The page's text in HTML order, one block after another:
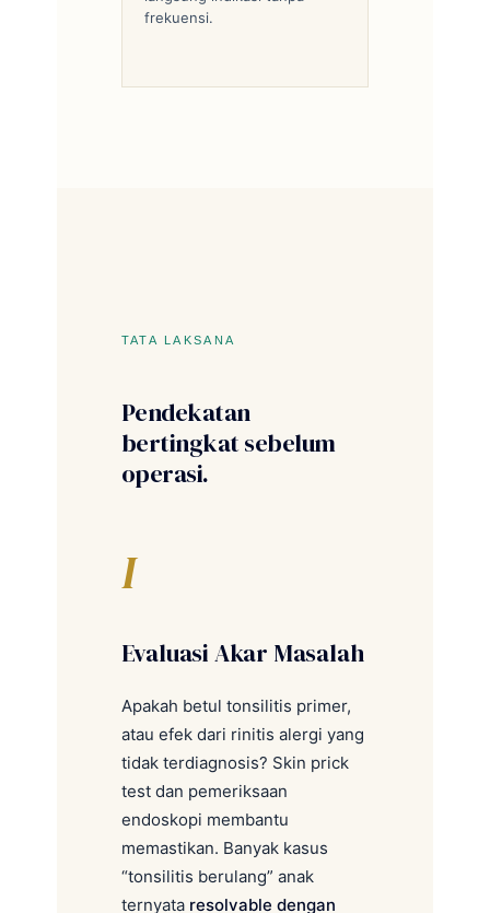
frekuensi.
TATA LAKSANA
Pendekatan
bertingkat sebelum
operasi.
I
Evaluasi Akar Masalah
Apakah betul tonsilitis primer,
atau efek dari rinitis alergi yang
tidak terdiagnosis? Skin prick
test dan pemeriksaan
endoskopi membantu
memastikan. Banyak kasus
“tonsilitis berulang” anak
ternyata resolvable dengan